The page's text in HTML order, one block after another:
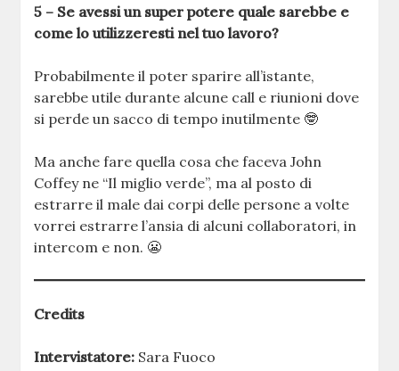
5 – Se avessi un super potere quale sarebbe e
come lo utilizzeresti nel tuo lavoro?
Probabilmente il poter sparire all’istante,
sarebbe utile durante alcune call e riunioni dove
si perde un sacco di tempo inutilmente 🤓
Ma anche fare quella cosa che faceva John
Coffey ne “Il miglio verde”, ma al posto di
estrarre il male dai corpi delle persone a volte
vorrei estrarre l’ansia di alcuni collaboratori, in
intercom e non. 😬
Credits
Intervistatore: Sara Fuoco